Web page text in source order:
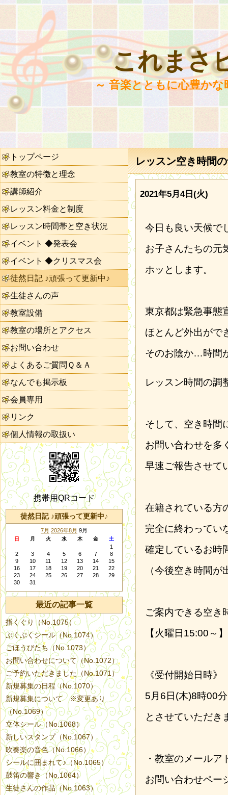
これまさ
～ 音楽とともに心豊か
レッスン空き時間
2021年5月4日(火)
今日も良い天候で
お子さんたちの元
ホッとします。
東京都は緊急事態
ほとんど外出がで
そのお陰か…時間
レッスン時間の調
そして、空き時間
お問い合わせを多
早速ご報告させて
在籍されている方
完全に終わってい
確定しているお時
（今後空き時間
ご案内できる空き
【火曜日15:00～】
《受付開始日時》
5月6日(木)8時00分
とさせていただき
・教室のメールア
お問い合わせペー
トップページ
教室の特徴と理念
講師紹介
レッスン料金と制度
レッスン時間帯と空き状況
イベント ◆発表会
イベント ◆クリスマス会
徒然日記 ♪頑張って更新中♪
生徒さんの声
教室設備
教室の場所とアクセス
お問い合わせ
よくあるご質問Ｑ＆Ａ
なんでも掲示板
会員専用
リンク
個人情報の取扱い
携帯用QRコード
徒然日記 ♪頑張って更新中♪
7月 2026年8月 9月
日 月 火 水 木 金 土
1
2
3 4 5 6 7
8
9
10 11 12 13 14
15
16
17 18 19 20 21
22
23
24 25 26 27 28
29
30
31
最近の記事一覧
指くぐり（No.1075）
ぷくぷくシール（No.1074）
ごほうびたち（No.1073）
お問い合わせについて（No.1072）
ご予約いただきました（No.1071）
新規募集の日程（No.1070）
新規募集について ※変更あり
（No.1069）
立体シール（No.1068）
新しいスタンプ（No.1067）
吹奏楽の音色（No.1066）
シールに囲まれて♪（No.1065）
鼓笛の響き（No.1064）
生徒さんの作品（No.1063）